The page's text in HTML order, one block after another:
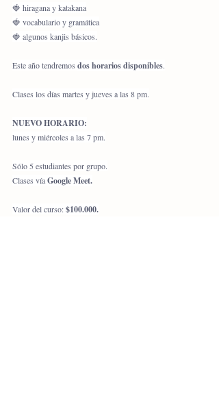
🍓 hiragana y katakana
🍓 vocabulario y gramática
🍓 algunos kanjis básicos.
Este año tendremos dos horarios disponibles.
Clases los días martes y jueves a las 8 pm.
NUEVO HORARIO:
lunes y miércoles a las 7 pm.
Sólo 5 estudiantes por grupo.
Clases vía Google Meet.
Valor del curso: $100.000.